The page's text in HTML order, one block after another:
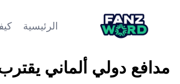
الرئيسية
مدافع دولي ألماني